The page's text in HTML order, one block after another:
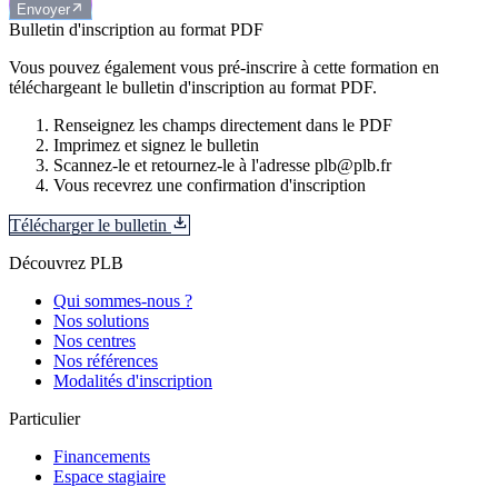
Envoyer
Bulletin d'inscription au format PDF
Vous pouvez également vous pré-inscrire à cette formation en
téléchargeant le bulletin d'inscription au format PDF.
Renseignez les champs directement dans le PDF
Imprimez et signez le bulletin
Scannez-le et retournez-le à l'adresse plb@plb.fr
Vous recevrez une confirmation d'inscription
Télécharger le bulletin
Découvrez PLB
Qui sommes-nous ?
Nos solutions
Nos centres
Nos références
Modalités d'inscription
Particulier
Financements
Espace stagiaire